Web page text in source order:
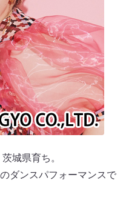
城県育ち。
ダンスパフォーマンスで